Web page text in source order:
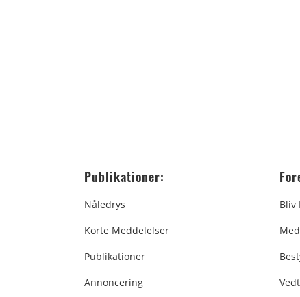
Publikationer:
Nåledrys
Korte Meddelelser
Publikationer
Annoncering
Bliv